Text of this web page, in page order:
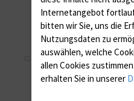
Zusammenhang
postoperativen
Hüftendoprothetik
Venturesail Wettbewerb
2. Platz Kategorie
Bader R, Lindner T,
Internetangebot
bitten wir Sie, uns die
Nutzungsdaten zu
auswählen, welche
allen Cookies
erhalten Sie in unserer